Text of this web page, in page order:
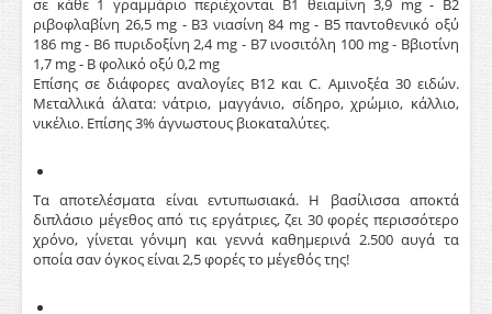
σε κάθε 1 γραμμάριο περιέχονται Β1 θειαμίνη 3,9 mg - Β2
ριβοφλαβίνη 26,5 mg - Β3 νιασίνη 84 mg - Β5 παντοθενικό οξύ
186 mg - Β6 πυριδοξίνη 2,4 mg - Β7 ινοσιτόλη 100 mg - Bβιοτίνη
1,7 mg - B φολικό οξύ 0,2 mg
Επίσης σε διάφορες αναλογίες Β12 και C. Αμινοξέα 30 ειδών.
Μεταλλικά άλατα: νάτριο, μαγγάνιο, σίδηρο, χρώμιο, κάλλιο,
νικέλιο. Επίσης 3% άγνωστους βιοκαταλύτες.
Τα αποτελέσματα είναι εντυπωσιακά. Η βασίλισσα αποκτά
διπλάσιο μέγεθος από τις εργάτριες, ζει 30 φορές περισσότερο
χρόνο, γίνεται γόνιμη και γεννά καθημερινά 2.500 αυγά τα
οποία σαν όγκος είναι 2,5 φορές το μέγεθός της!